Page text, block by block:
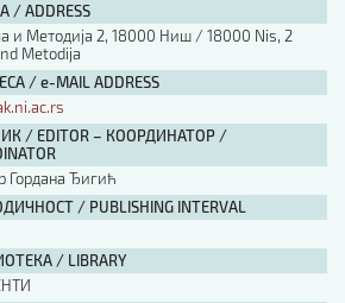
/ ADDRESS
и Методија 2, 18000 Ниш / 18000 Nis, 2
Metodija
/ e-MAIL ADDRESS
/ EDITOR – КООРДИНАТОР /
Гордана Ђигић
/ PUBLISHING INTERVAL
/ LIBRARY